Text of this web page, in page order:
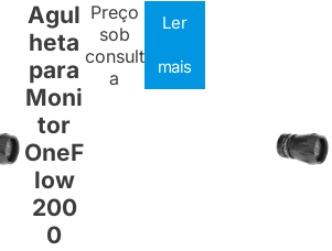
Agul
heta
para
Moni
tor
OneF
low
200
0
Preço
sob
consult
a
Ler
mais